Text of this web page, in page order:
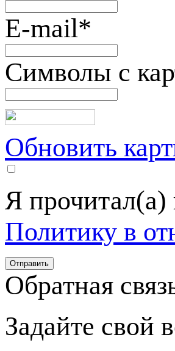
E-mail*
Символы с
Обновить
Я
Политику в
Обратная
Задайте свой